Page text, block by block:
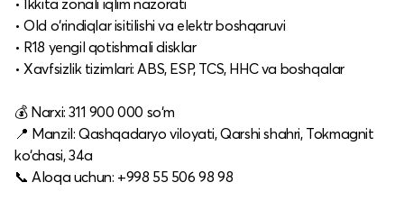
• Ikkita zonali iqlim nazorati
• Old o‘rindiqlar isitilishi va elektr boshqaruvi
• R18 yengil qotishmali disklar
• Xavfsizlik tizimlari: ABS, ESP, TCS, HHC va boshqalar
💰 Narxi: 311 900 000 so‘m
📍 Manzil: Qashqadaryo viloyati, Qarshi shahri, Tokmagnit
ko‘chasi, 34a
📞 Aloqa uchun: +998 55 506 98 98